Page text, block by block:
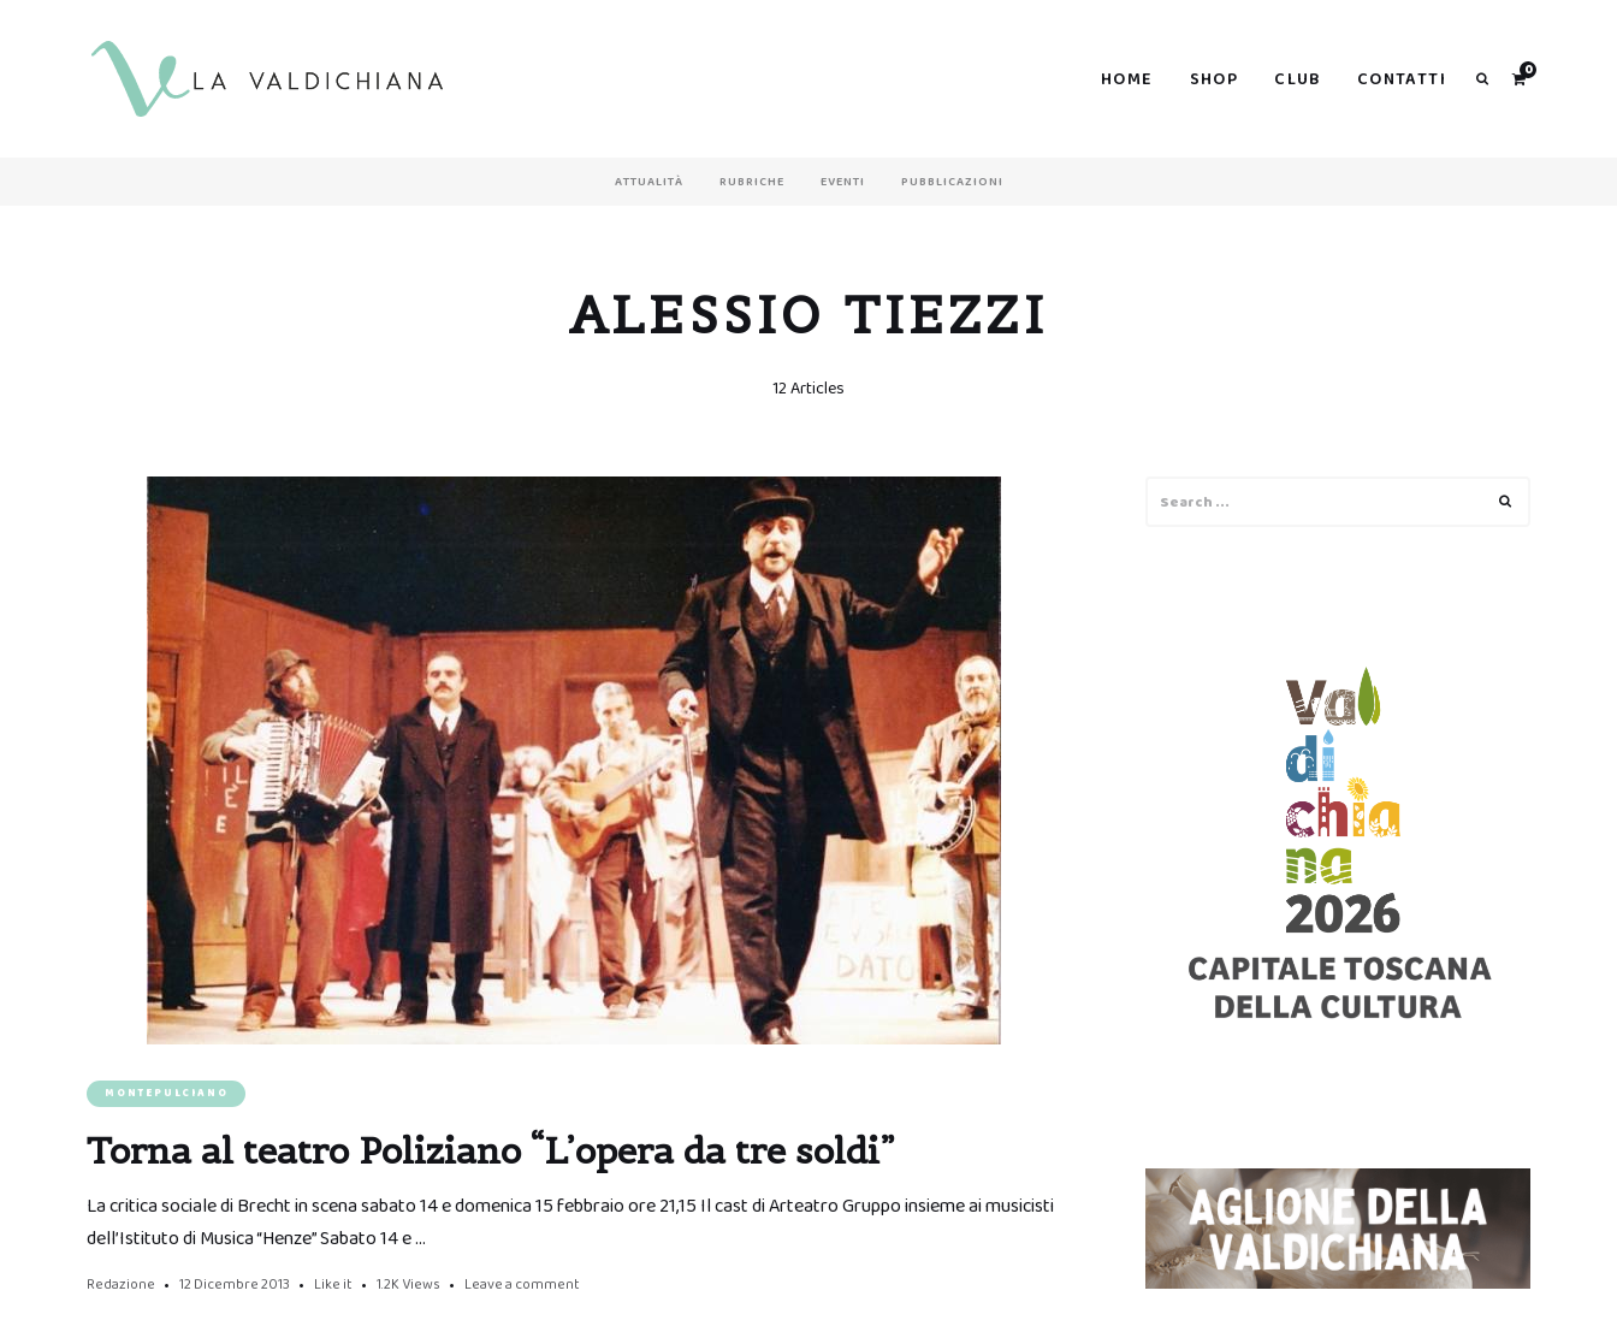
HOME SHOP CLUB CONTATTI 0
ATTUALITÀ RUBRICHE EVENTI PUBBLICAZIONI
ALESSIO TIEZZI
12 Articles
MONTEPULCIANO
Torna al teatro Poliziano “L’opera da tre soldi”
La critica sociale di Brecht in scena sabato 14 e domenica 15 febbraio ore 21,15 Il cast di Arteatro Gruppo insieme ai musicisti
dell’Istituto di Musica “Henze” Sabato 14 e …
Redazione 12 Dicembre 2013 Like it 1.2K Views Leave a comment
for: